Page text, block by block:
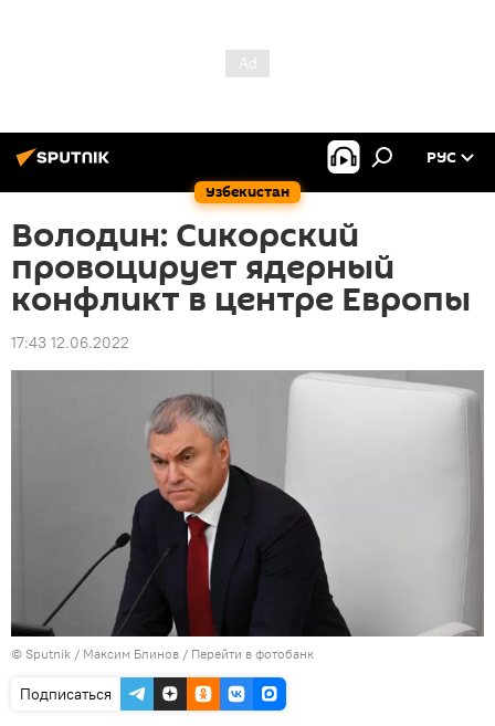
Узбекистан
РУС
Володин: Сикорский
провоцирует ядерный
конфликт в центре Европы
17:43 12.06.2022
© Sputnik / Максим Блинов / Перейти в фотобанк
Подписаться